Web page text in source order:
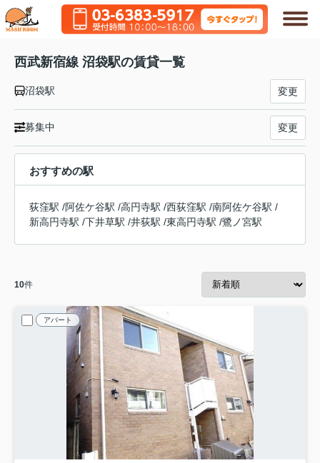
西武新宿線 沼袋駅の賃貸一覧
沼袋駅 変更
募集中 変更
おすすめの駅
荻窪駅 /阿佐ケ谷駅 /高円寺駅 /西荻窪駅 /南阿佐ケ谷駅 /
新高円寺駅 /下井草駅 /井荻駅 /東高円寺駅 /鷺ノ宮駅
10件
アパート